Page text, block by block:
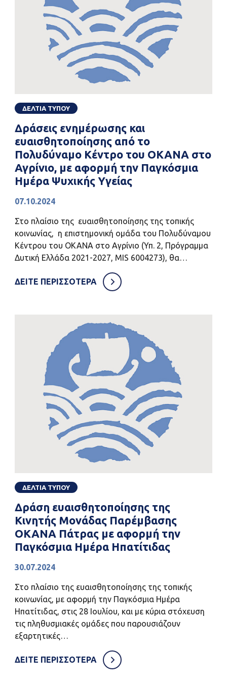
ΔΕΛΤΙΑ ΤΥΠΟΥ
Δράσεις ενημέρωσης και
ευαισθητοποίησης από το
Πολυδύναμο Κέντρο του ΟΚΑΝΑ στο
Αγρίνιο, με αφορμή την Παγκόσμια
Ημέρα Ψυχικής Υγείας
07.10.2024
Στο πλαίσιο της ευαισθητοποίησης της τοπικής
κοινωνίας, η επιστημονική ομάδα του Πολυδύναμου
Κέντρου του ΟΚΑΝΑ στο Αγρίνιο (Υπ. 2, Πρόγραμμα
Δυτική Ελλάδα 2021-2027, MIS 6004273), θα…
ΔΕΙΤΕ ΠΕΡΙΣΣΟΤΕΡΑ
ΔΕΛΤΙΑ ΤΥΠΟΥ
Δράση ευαισθητοποίησης της
Κινητής Μονάδας Παρέμβασης
ΟΚΑΝΑ Πάτρας με αφορμή την
Παγκόσμια Ημέρα Ηπατίτιδας
30.07.2024
Στο πλαίσιο της ευαισθητοποίησης της τοπικής
κοινωνίας, με αφορμή την Παγκόσμια Ημέρα
Ηπατίτιδας, στις 28 Ιουλίου, και με κύρια στόχευση
τις πληθυσμιακές ομάδες που παρουσιάζουν
εξαρτητικές…
ΔΕΙΤΕ ΠΕΡΙΣΣΟΤΕΡΑ